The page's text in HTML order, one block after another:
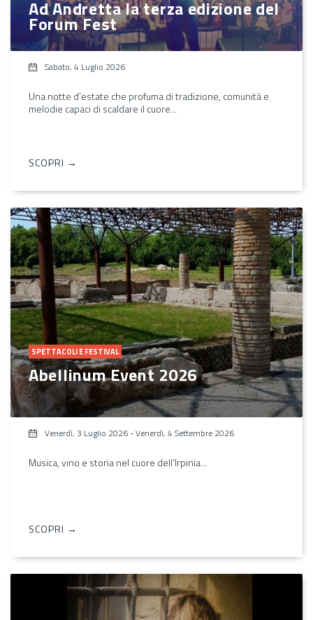
Ad Andretta la terza edizione del
Forum Fest
Sabato, 4 Luglio 2026
Una notte d’estate che profuma di tradizione, comunità e
melodie capaci di scaldare il cuore...
SCOPRI →
SPETTACOLI E FESTIVAL
Abellinum Event 2026
Venerdì, 3 Luglio 2026 -Venerdì, 4 Settembre 2026
Musica, vino e storia nel cuore dell'Irpinia...
SCOPRI →